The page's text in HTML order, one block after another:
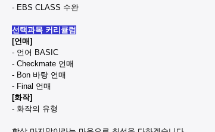
- EBS CLASS 수완
선택과목 커리큘럼
[언매]
- 언어 BASIC
- Checkmate 언매
- Bon 바탕 언매
- Final 언매
[화작]
- 화작의 유형